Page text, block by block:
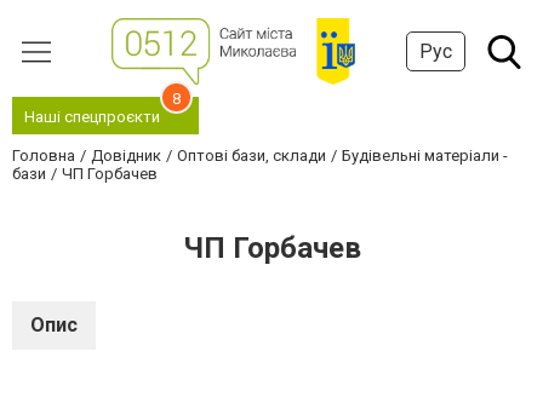
Рус
Наші спецпроєкти
8
Головна Довідник Оптові бази, склади
Будівельні матеріали -
бази
ЧП Горбачев
ЧП Горбачев
Опис